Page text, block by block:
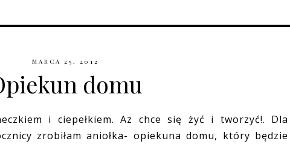
MARCA 25, 2012
domu
i ciepełkiem. Az chce się żyć i tworzyć!. Dla
zrobiłam aniołka- opiekuna domu, który będzie